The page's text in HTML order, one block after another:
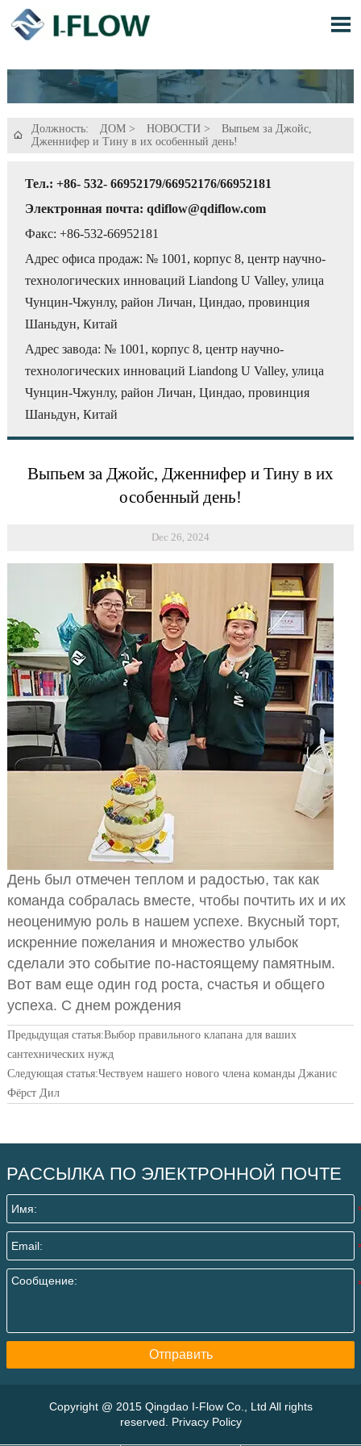


Должность: ДОМ> НОВОСТИ>
Выпьем за Джойс,
Дженнифер и Тину в их особенный день!
Тел.: +86- 532- 66952179/66952176/66952181
Электронная почта: qdiflow@qdiflow.com
Факс: +86-532-66952181
Адрес офиса продаж: № 1001, корпус 8, центр научно-
технологических инноваций Liandong U Valley, улица
Чунцин-Чжунлу, район Личан, Циндао, провинция
Шаньдун, Китай
Адрес завода: № 1001, корпус 8, центр научно-
технологических инноваций Liandong U Valley, улица
Чунцин-Чжунлу, район Личан, Циндао, провинция
Шаньдун, Китай
Выпьем за Джойс, Дженнифер и Тину в их
особенный день!
Dec 26, 2024
День был отмечен теплом и радостью, так как
команда собралась вместе, чтобы почтить их и их
неоценимую роль в нашем успехе. Вкусный торт,
искренние пожелания и множество улыбок
сделали это событие по-настоящему памятным.
Вот вам еще один год роста, счастья и общего
успеха. С днем рождения
Предыдущая статья:Выбор правильного клапана для ваших
сантехнических нужд
Следующая статья:Чествуем нашего нового члена команды Джанис
Фёрст Дил
РАССЫЛКА ПО ЭЛЕКТРОННОЙ ПОЧТЕ
Отправить
Copyright @ 2015 Qingdao I-Flow Co., Ltd All rights
reserved. Privacy Policy